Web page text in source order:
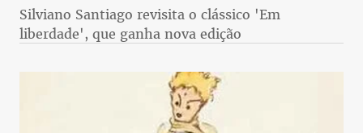
Silviano Santiago revisita o clássico 'Em
liberdade', que ganha nova edição